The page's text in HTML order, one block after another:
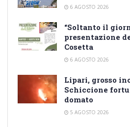
6 AGOSTO 2026
“Soltanto il
presentazione
Cosetta
6 AGOSTO 2026
Lipari, grosso
Schiccione
domato
5 AGOSTO 2026